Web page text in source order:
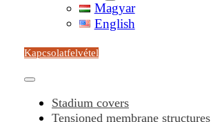
Magyar
English
Kapcsolatfelvétel
Stadium covers
Tensioned membrane structures